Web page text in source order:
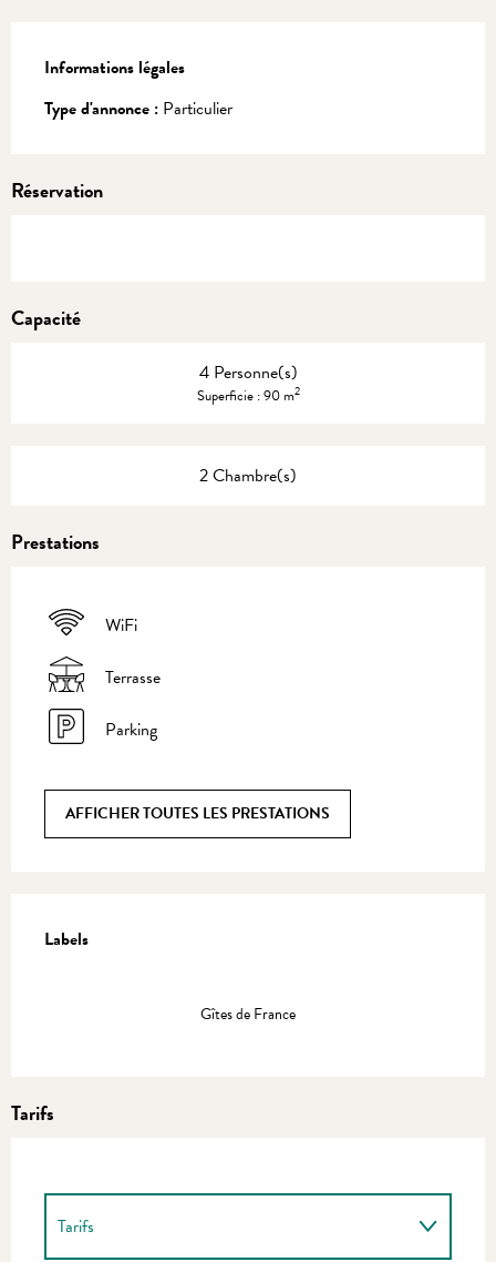
Informations légales
Informations légales
Type d'annonce : Particulier
Réservation
Capacité
4 Personne(s)
Superficie : 90 m2
2 Chambre(s)
Prestations
WiFi
Terrasse
Parking
AFFICHER TOUTES LES PRESTATIONS
Labels
Labels
Gîtes de France
Tarifs
Tarifs